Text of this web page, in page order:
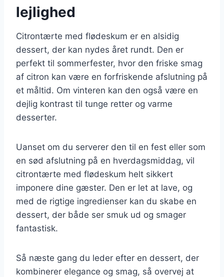
lejlighed
Citrontærte med flødeskum er en alsidig
dessert, der kan nydes året rundt. Den er
perfekt til sommerfester, hvor den friske smag
af citron kan være en forfriskende afslutning på
et måltid. Om vinteren kan den også være en
dejlig kontrast til tunge retter og varme
desserter.
Uanset om du serverer den til en fest eller som
en sød afslutning på en hverdagsmiddag, vil
citrontærte med flødeskum helt sikkert
imponere dine gæster. Den er let at lave, og
med de rigtige ingredienser kan du skabe en
dessert, der både ser smuk ud og smager
fantastisk.
Så næste gang du leder efter en dessert, der
kombinerer elegance og smag, så overvej at